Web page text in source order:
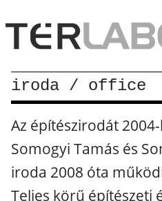
iroda / office
Az építészirodát
Somogyi Tamás és
iroda 2008 óta
Teljes körű építészeti